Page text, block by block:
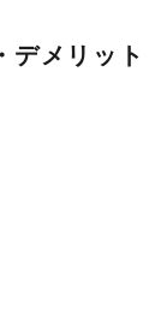
デメリット